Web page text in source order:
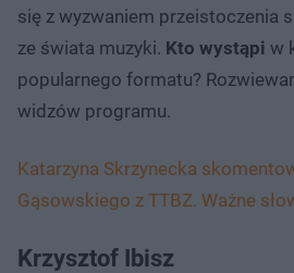
się z wyzwaniem przeistoczenia
ze świata muzyki. Kto wystąpi w
popularnego formatu?
widzów programu.
Katarzyna Skrzynecka
Gąsowskiego z TTBZ. Ważne
Krzysztof Ibisz